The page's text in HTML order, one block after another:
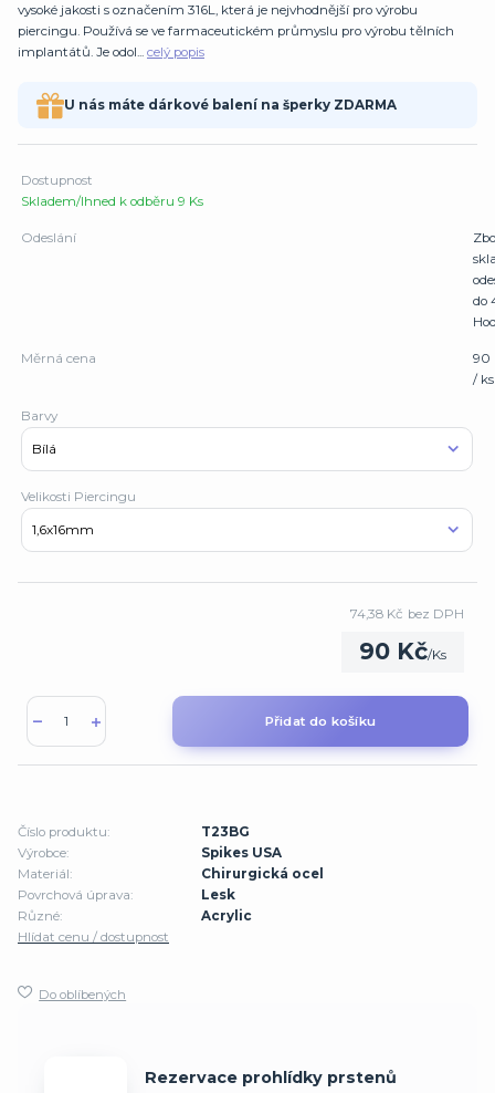
vysoké jakosti s označením 316L, která je nejvhodnější pro výrobu
piercingu. Používá se ve farmaceutickém průmyslu pro výrobu tělních
implantátů. Je odol... celý popis
U nás máte dárkové balení na šperky ZDARMA
Dostupnost
Skladem/Ihned k odběru 9 Ks
Odeslání
do
Měrná cena
90
/ ks
Barvy
Velikosti Piercingu
90 Kč/Ks
74,38 Kč bez DPH
Přidat do košíku
Číslo produktu:
T23BG
Výrobce:
Spikes USA
Materiál:
Chirurgická ocel
Povrchová úprava:
Lesk
Různé:
Acrylic
Hlídat cenu / dostupnost
Do oblíbených
Rezervace prohlídky prstenů